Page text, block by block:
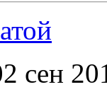
сен